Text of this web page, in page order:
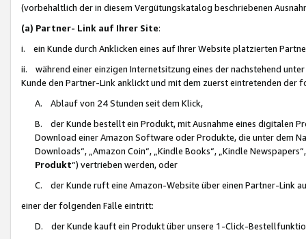
(vorbehaltlich der in diesem Vergütungskatalog beschriebenen
(a) Partner- Link auf Ihrer Site:
i. ein Kunde durch Anklicken eines auf Ihrer Website platzierten
ii. während einer einzigen Internetsitzung eines der nachstehend
Kunde den Partner-Link anklickt und mit dem zuerst eintretenden der
A. Ablauf von 24 Stunden seit dem Klick,
B. der Kunde bestellt ein Produkt, mit Ausnahme eines digitalen
Download einer Amazon Software oder Produkte, die unter dem
Downloads“, „Amazon Coin“, „Kindle Books“, „Kindle
Produkt“) vertrieben werden, oder
C. der Kunde ruft eine Amazon-Website über einen Partner-Link
einer der folgenden Fälle eintritt:
D. der Kunde kauft ein Produkt über unsere 1-Click-